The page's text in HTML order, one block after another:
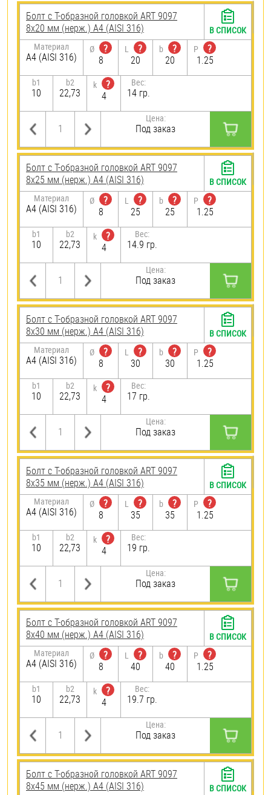
Болт с Т-образной головкой ART 9097
8х20 мм (нерж.) A4 (AISI 316)
Материал
A4 (AISI 316)
Ø
?
8
L
?
20
b
?
20
P
?
1.25
b1
10
b2
22,73
k
?
4
Вес:
14 гр.
Цена:
Под заказ
В СПИСОК
Болт с Т-образной головкой ART 9097
8х25 мм (нерж.) A4 (AISI 316)
Материал
A4 (AISI 316)
Ø
?
8
L
?
25
b
?
25
P
?
1.25
b1
10
b2
22,73
k
?
4
Вес:
14.9 гр.
Цена:
Под заказ
В СПИСОК
Болт с Т-образной головкой ART 9097
8х30 мм (нерж.) A4 (AISI 316)
Материал
A4 (AISI 316)
Ø
?
8
L
?
30
b
?
30
P
?
1.25
b1
10
b2
22,73
k
?
4
Вес:
17 гр.
Цена:
Под заказ
В СПИСОК
Болт с Т-образной головкой ART 9097
8х35 мм (нерж.) A4 (AISI 316)
Материал
A4 (AISI 316)
Ø
?
8
L
?
35
b
?
35
P
?
1.25
b1
10
b2
22,73
k
?
4
Вес:
19 гр.
Цена:
Под заказ
В СПИСОК
Болт с Т-образной головкой ART 9097
8х40 мм (нерж.) A4 (AISI 316)
Материал
A4 (AISI 316)
Ø
?
8
L
?
40
b
?
40
P
?
1.25
b1
10
b2
22,73
k
?
4
Вес:
19.7 гр.
Цена:
Под заказ
В СПИСОК
Болт с Т-образной головкой ART 9097
8х45 мм (нерж.) A4 (AISI 316)
В СПИСОК